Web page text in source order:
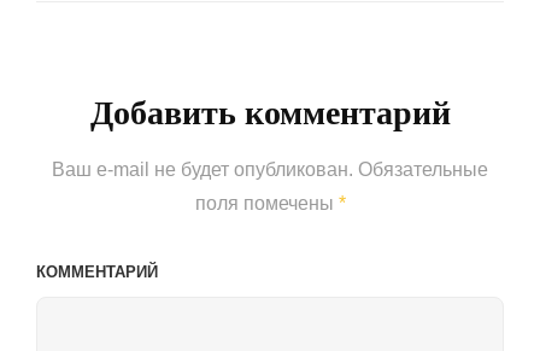
Добавить комментарий
Ваш e-mail не будет опубликован. Обязательные
поля помечены *
КОММЕНТАРИЙ